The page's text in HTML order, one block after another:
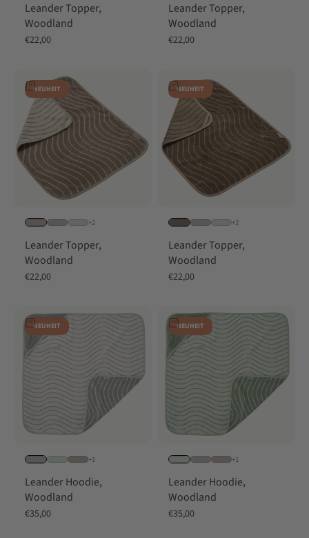
Leander Topper,
Woodland
Angebot
€22,00
Leander Topper,
Woodland
Angebot
€22,00
NEUHEIT
In den Warenkorb
+2
Leander Topper,
Woodland
Angebot
€22,00
NEUHEIT
In den Warenkorb
+2
Leander Topper,
Woodland
Angebot
€22,00
NEUHEIT
In den Warenkorb
+1
Leander Hoodie,
Woodland
Angebot
€35,00
NEUHEIT
In den Warenkorb
+1
Leander Hoodie,
Woodland
Angebot
€35,00